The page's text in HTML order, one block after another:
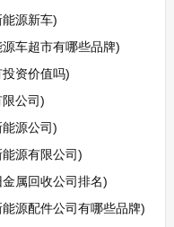
源新车)
车超市有哪些品牌)
资价值吗)
公司)
源公司)
源有限公司)
属回收公司排名)
源配件公司有哪些品牌)